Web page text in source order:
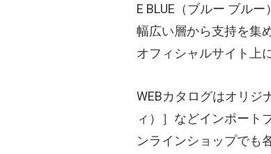
E BLUE （ブルー ブルー）
幅広い層から支持を集
オフィシャルサイト上
WEBカタログはオリジ
ィ） ］などインポート
ンラインショップでも